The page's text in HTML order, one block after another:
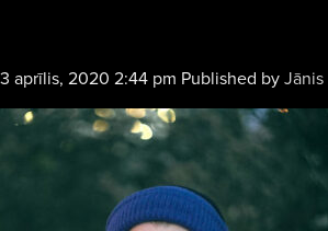
3 aprīlis, 2020 2:44 pm Published byJānis